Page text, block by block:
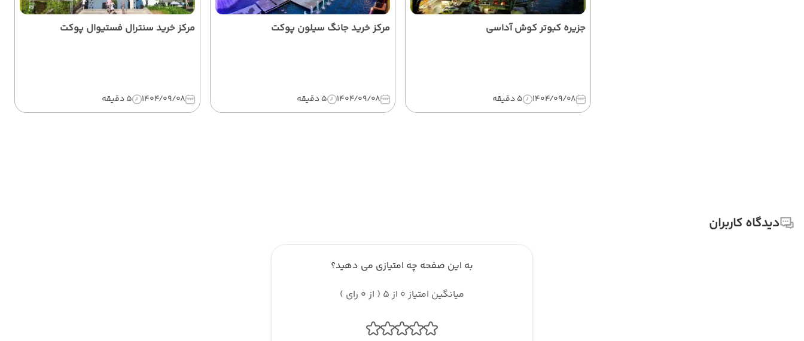
جزیره کبوتر کوش آداسی
1404/09/08 5 دقیقه
مرکز خرید جانگ سیلون پوکت
1404/09/08 5 دقیقه
مرکز خرید سنترال فستیوال پوکت
1404/09/08 5 دقیقه
دیدگاه کاربران
به این صفحه چه امتیازی می دهید؟
میانگین امتیاز 0 از 5 ( از 0 رای )